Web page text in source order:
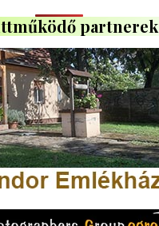
partnerek